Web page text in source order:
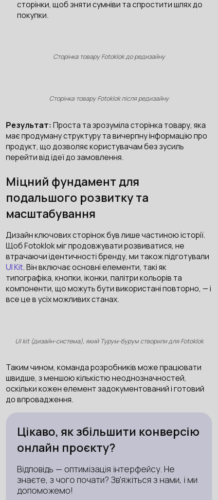
сторінки, щоб зняти сумніви та спростити шлях до
покупки.
Сторінка товару Fotoklok до редизайну
Сторінка товару Fotoklok після редизайну
Результат: Проста та зрозуміла сторінка товару, яка
має продуману структуру та вичерпну інформацію про
продукт, що дозволяє користувачам без зусиль
перейти від ідеї до замовлення.
Міцний фундамент для
подальшого розвитку та
масштабування
Дизайн ключових сторінок був лише частиною історії.
Щоб Fotoklok міг продовжувати розвиватися, не
втрачаючи ідентичності бренду, ми також підготували
UI Kit. Він включає основні елементи, такі як
типографіка, кнопки, іконки, палітри кольорів та
компоненти, що можуть бути використані повторно, — і
все це в усіх можливих станах.
UI kit (дизайн-система), який Турум-бурум створили для Fotoklok
Таким чином, команда розробників може працювати
швидше, з меншою кількістю неоднозначностей,
оскільки кожен елемент задокументований і готовий
до впровадження.
Цікаво, як збільшити конверсію
онлайн проєкту?
Відповідь — оптимізація інтерфейсу. Не
знаєте, з чого почати? Зв'яжіться з нами, і ми
допоможемо!